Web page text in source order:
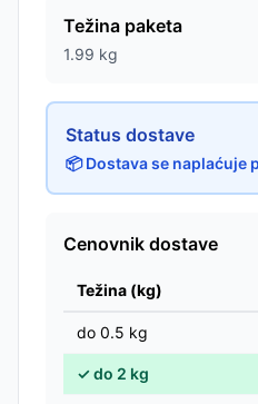
Težina paketa
1.99 kg
Status dostave
📦 Dostava se naplaćuje
Cenovnik dostave
Težina (kg)
do 0.5 kg
✓do 2 kg